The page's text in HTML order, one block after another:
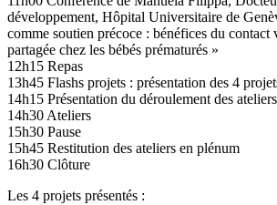
développement, Hôpital Universitaire de
comme soutien précoce : bénéfices du contact
partagée chez les bébés prématurés »
12h15 Repas
13h45 Flashs projets : présentation des 4
14h15 Présentation du déroulement des ateliers
14h30 Ateliers
15h30 Pause
15h45 Restitution des ateliers en plénum
16h30 Clôture
Les 4 projets présentés :